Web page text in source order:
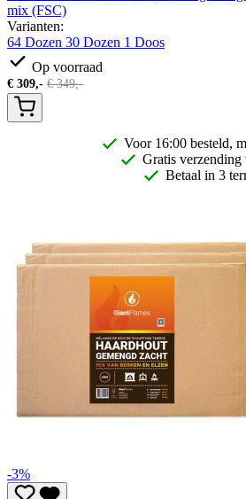
mix (FSC)
Varianten:
64 Dozen 30 Dozen 1 Doos
Op voorraad
€ 309,- €349,-
Voor 16:00 besteld,
Gratis verzending
Betaal in 3
-3%